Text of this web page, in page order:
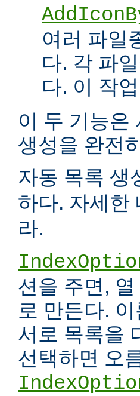
여러 파일
다. 각 파
다. 이 작
이 두 기능은
생성을 완전
자동 목록 생
하다. 자세한
라.
션을 주면,
로 만든다.
서로 목록을
선택하면 오